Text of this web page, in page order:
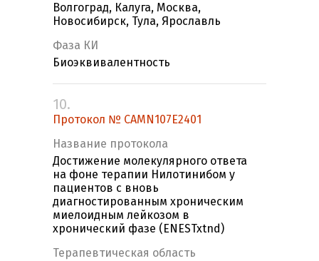
Волгоград, Калуга, Москва,
Новосибирск, Тула, Ярославль
Фаза КИ
Биоэквивалентность
10.
Протокол № CAMN107E2401
Название протокола
Достижение молекулярного ответа
на фоне терапии Нилотинибом у
пациентов с вновь
диагностированным хроническим
миелоидным лейкозом в
хронический фазе (ENESTxtnd)
Терапевтическая область